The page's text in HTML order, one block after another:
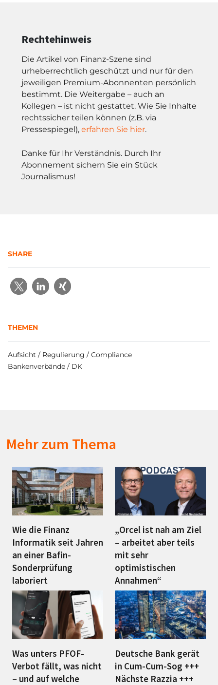
Rechtehinweis
Die Artikel von Finanz-Szene sind
urheberrechtlich geschützt und nur für den
jeweiligen Premium-Abonnenten persönlich
bestimmt. Die Weitergabe – auch an
Kollegen – ist nicht gestattet. Wie Sie Inhalte
rechtssicher teilen können (z.B. via
Pressespiegel), erfahren Sie hier.
Danke für Ihr Verständnis. Durch Ihr
Abonnement sichern Sie ein Stück
Journalismus!
SHARE
THEMEN
Aufsicht / Regulierung / Compliance
Bankenverbände / DK
Mehr zum Thema
Wie die Finanz
Informatik seit Jahren
an einer Bafin-
Sonderprüfung
laboriert
„Orcel ist nah am Ziel
– arbeitet aber teils
mit sehr
optimistischen
Annahmen“
Was unters PFOF-
Verbot fällt, was nicht
– und auf welche
Deutsche Bank gerät
in Cum-Cum-Sog +++
Nächste Razzia +++